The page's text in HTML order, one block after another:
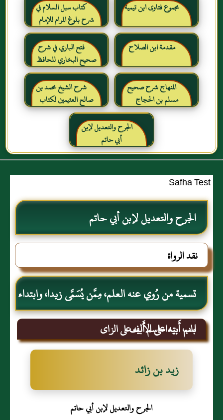
مجموع فتاوى ابن تيمية
كتاب سبل السلام في
شرح بلوغ المرام للإمام
الصنعاني رحمه الله
مقدمة ابن الصلاح
فتح الباري في شرح
صحيح البخاري للحافظ
ابن حجر العسقلاني
المنهاج شرح صحيح
مسلم بن الحجاج
شرح الشيخ محمد بن
صالح العثيمين لكتاب
رياض الصالحين للإمام
النووي رحمهم الله تعالىالجرح والتعديل لإبن
أبي حاتم
Safha Test
الجرح والتعديل لإبن أبي حاتم
نقد الرواة
تسمية من رُوي عنه العلم، مِمَّن يُسَمَّى زيدا، وابتداء
اسم أَبيه على الألف
باب ابتداء اسم أَبيه على الزاى
زيد بن زائد
الجرح والتعديل لإبن أبي حاتم